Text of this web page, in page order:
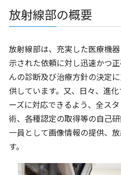
放射線部の概要
放射線部は、充実した医療機
示された依頼に対し迅速かつ
んの診断及び治療方針の決定
供しています。又、日々、進
ーズに対応できるよう、全ス
術、各種認定の取得等の自己
一員として画像情報の提供、
す。